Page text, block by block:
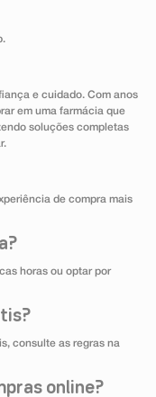
e cuidado. Com anos
em uma farmácia que
soluções completas
de compra mais
horas ou optar por
consulte as regras na
online?